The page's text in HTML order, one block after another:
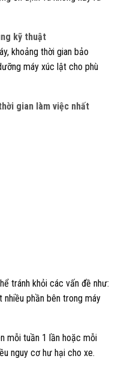
kỹ thuật
khoảng thời gian bảo
máy xúc lật cho phù
gian làm việc nhất
tránh khỏi các vấn đề như:
nhiều phần bên trong máy
mỗi tuần 1 lần hoặc mỗi
nguy cơ hư hại cho xe.